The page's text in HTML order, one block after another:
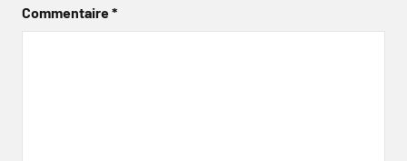
Commentaire*